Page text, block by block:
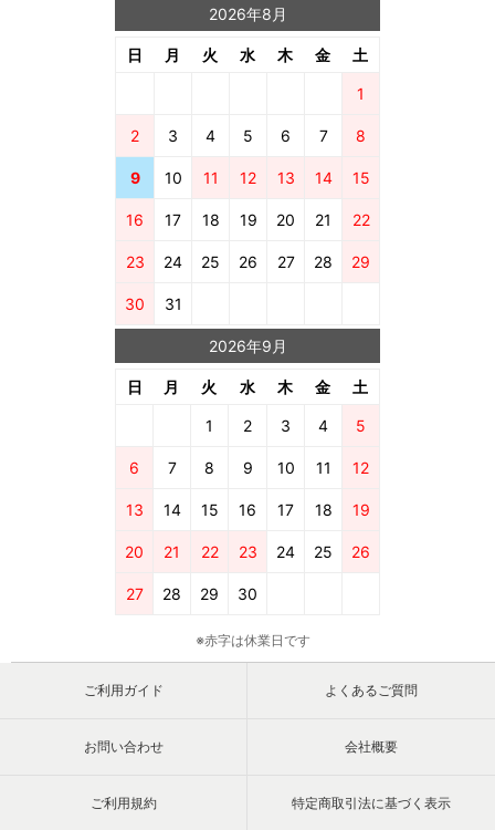
2026年8月
日 月 火 水 木 金 土
1
2 3 4 5 6 7 8
9 10 11 12 13 14 15
16 17 18 19 20 21 22
23 24 25 26 27 28 29
30 31
2026年9月
日 月 火 水 木 金 土
1 2 3 4 5
6 7 8 9 10 11 12
13 14 15 16 17 18 19
20 21 22 23 24 25 26
27 28 29 30
※赤字は休業日です
ご利用ガイド よくあるご質問
お問い合わせ 会社概要
ご利用規約 特定商取引法に基づく表示